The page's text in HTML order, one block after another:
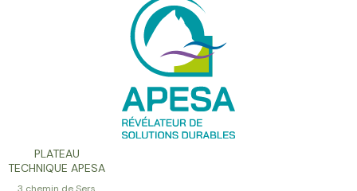
PLATEAU
TECHNIQUE APESA